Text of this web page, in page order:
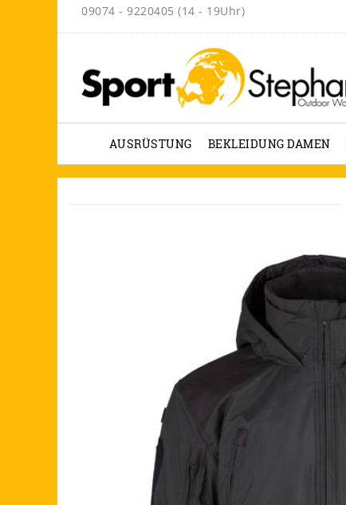
09074 - 9220405 (14 - 19Uhr)
AUSRÜSTUNG BEKLEIDUNG DAMEN